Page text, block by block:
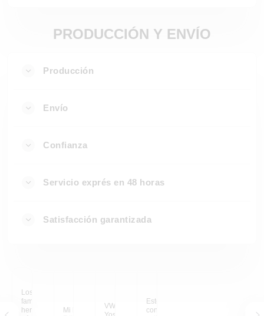
PRODUCCIÓN Y ENVÍO
Producción
Envío
Confianza
Servicio exprés en 48 horas
Satisfacción garantizada
Los recuerdos
familiares más
hermosos en grandes
Mi lugar feliz
VW Bulli en el Valle de
Estoy muy satisfecha
con las imágenes. ¡La